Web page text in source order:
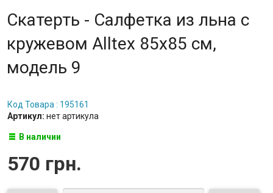
Скатерть - Салфетка из льна с
кружевом Alltex 85х85 см,
модель 9
Код Товара : 195161
Артикул: нет артикула
В наличии
570 грн.